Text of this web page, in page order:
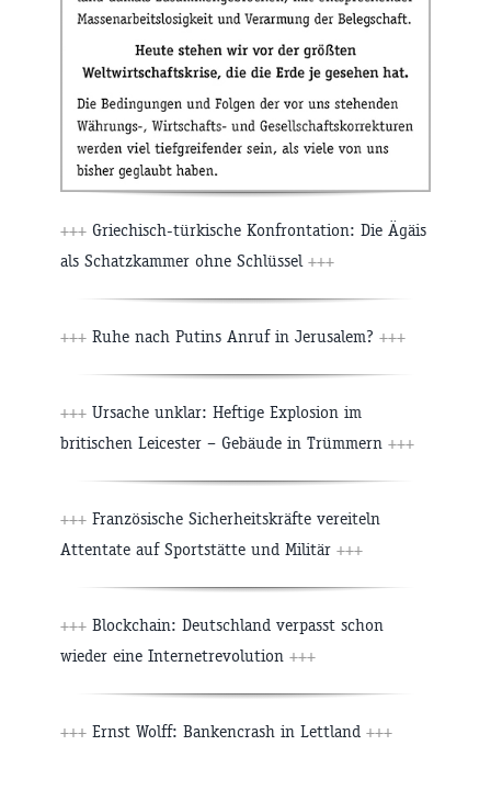
+++ Griechisch-türkische Konfrontation: Die Ägäis
als Schatzkammer ohne Schlüssel +++
+++ Ruhe nach Putins Anruf in Jerusalem? +++
+++ Ursache unklar: Heftige Explosion im
britischen Leicester – Gebäude in Trümmern +++
+++ Französische Sicherheitskräfte vereiteln
Attentate auf Sportstätte und Militär +++
+++ Blockchain: Deutschland verpasst schon
wieder eine Internetrevolution +++
+++ Ernst Wolff: Bankencrash in Lettland +++